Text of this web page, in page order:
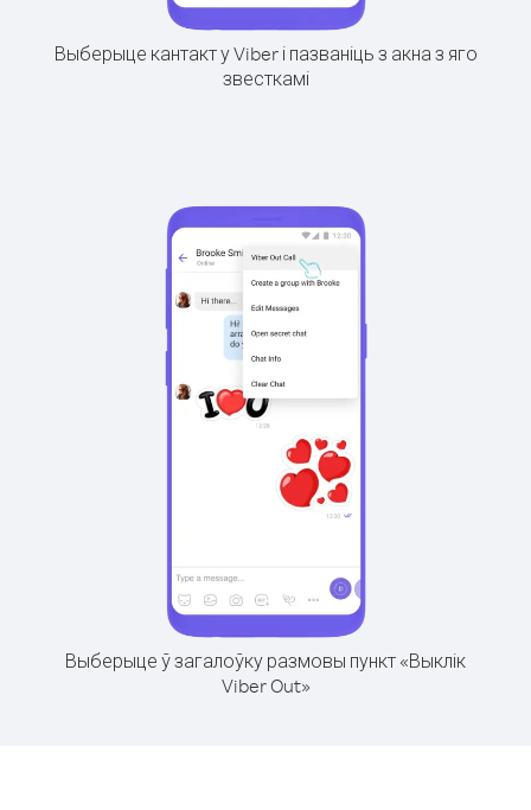
Выберыце кантакт у Viber і пазваніць з акна з яго
звесткамі
Выберыце ў загалоўку размовы пункт «Выклік
Viber Out»